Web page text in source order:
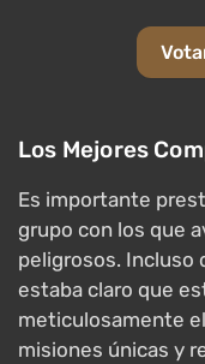
Los Mejores
Es importante
grupo con los que
peligrosos. Incluso
estaba claro que
meticulosamente
misiones únicas y